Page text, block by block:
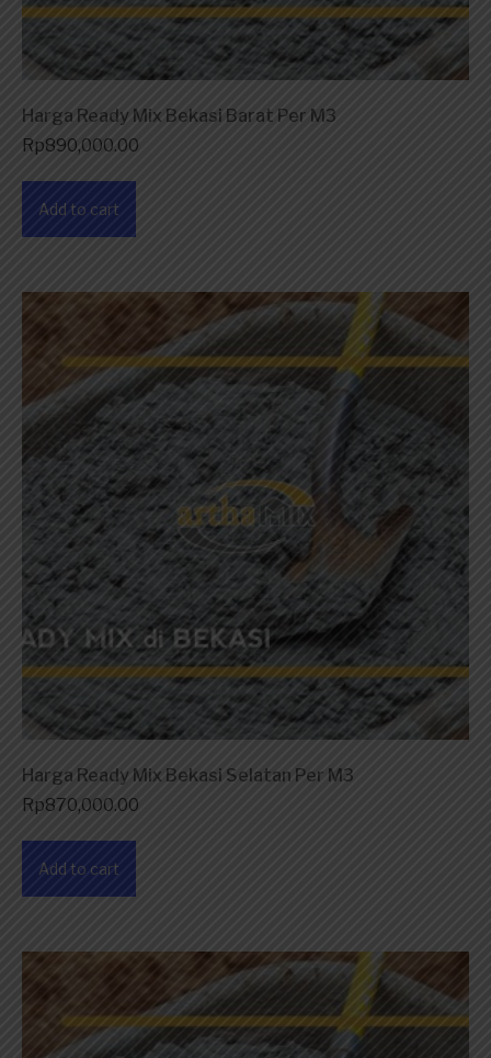
Harga Ready Mix Bekasi Barat Per M3
Rp890,000.00
Add to cart
Harga Ready Mix Bekasi Selatan Per M3
Rp870,000.00
Add to cart